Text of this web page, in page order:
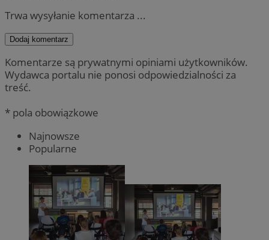
Trwa wysyłanie komentarza ...
Dodaj komentarz
Komentarze są prywatnymi opiniami użytkowników.
Wydawca portalu nie ponosi odpowiedzialności za
treść.
* pola obowiązkowe
Najnowsze
Popularne